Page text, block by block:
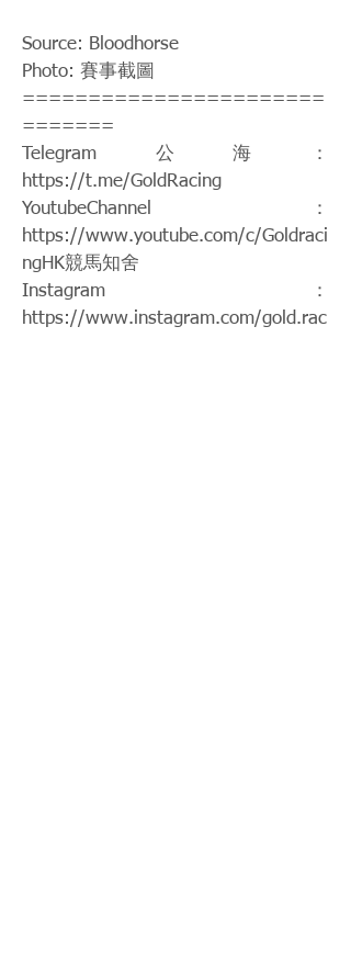
Source: Bloodhorse
Photo: 賽事截圖
=======================
=======
Telegram公海：
https://t.me/GoldRacing
YoutubeChannel：
https://www.youtube.com/c/Goldraci
ngHK競馬知舍
Instagram：
https://www.instagram.com/gold.rac